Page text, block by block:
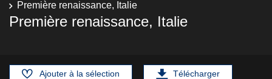
Première renaissance, Italie
Première renaissance, Italie
Ajouter à la sélection Télécharger